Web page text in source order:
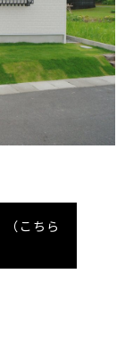
（こちら